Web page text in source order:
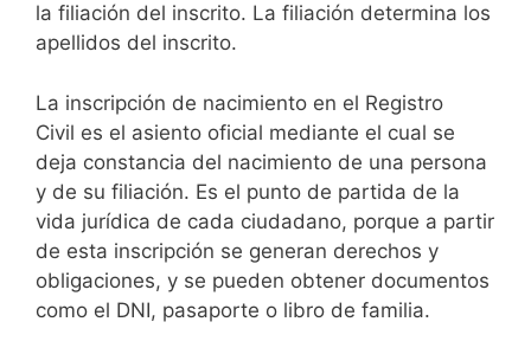
la filiación del inscrito. La filiación determina los
apellidos del inscrito.
La inscripción de nacimiento en el Registro
Civil es el asiento oficial mediante el cual se
deja constancia del nacimiento de una persona
y de su filiación. Es el punto de partida de la
vida jurídica de cada ciudadano, porque a partir
de esta inscripción se generan derechos y
obligaciones, y se pueden obtener documentos
como el DNI, pasaporte o libro de familia.